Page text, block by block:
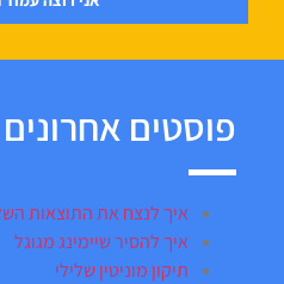
פוסטים אחרונים
איך לנצח את התוצאות
איך להסיר שיימינג מגוגל
תיקון מוניטין שלילי